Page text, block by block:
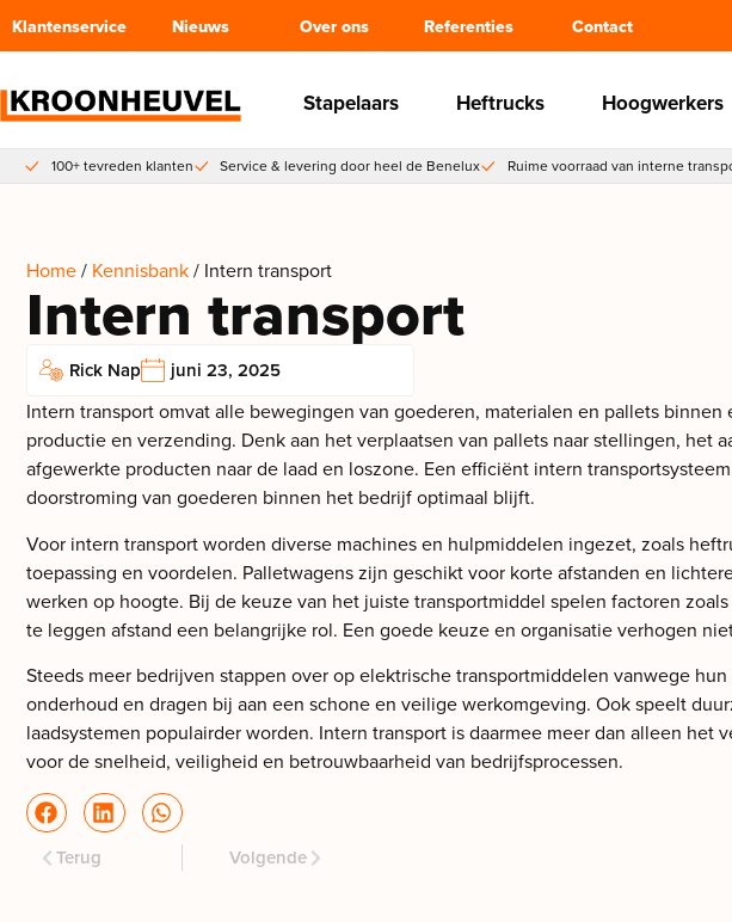
Klantenservice Nieuws Over ons Referenties Contact
Stapelaars Heftrucks Hoogwerkers
100+ tevreden klanten Service & levering door heel de Benelux Ruime voorraad van interne
Home/ Kennisbank/ Intern transport
Intern transport
Rick Nap juni 23, 2025
Intern transport omvat alle bewegingen van goederen, materialen en pallets
productie en verzending. Denk aan het verplaatsen van pallets naar stellingen,
afgewerkte producten naar de laad en loszone. Een efficiënt intern
doorstroming van goederen binnen het bedrijf optimaal blijft.
Voor intern transport worden diverse machines en hulpmiddelen ingezet, zoals
toepassing en voordelen. Palletwagens zijn geschikt voor korte afstanden en
werken op hoogte. Bij de keuze van het juiste transportmiddel spelen factoren
te leggen afstand een belangrijke rol. Een goede keuze en organisatie verhogen
Steeds meer bedrijven stappen over op elektrische transportmiddelen vanwege
onderhoud en dragen bij aan een schone en veilige werkomgeving. Ook speelt
laadsystemen populairder worden. Intern transport is daarmee meer dan alleen
voor de snelheid, veiligheid en betrouwbaarheid van bedrijfsprocessen.
Terug Volgende